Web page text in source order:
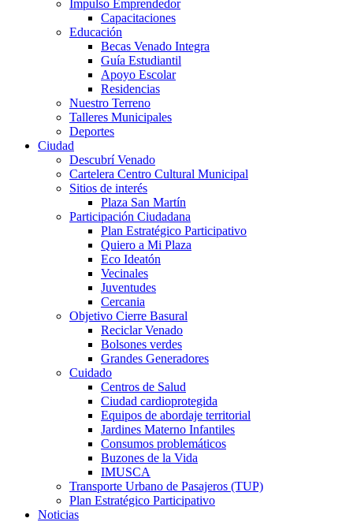
Impulso Emprendedor
Capacitaciones
Educación
Becas Venado Integra
Guía Estudiantil
Apoyo Escolar
Residencias
Nuestro Terreno
Talleres Municipales
Deportes
Ciudad
Descubrí Venado
Cartelera Centro Cultural Municipal
Sitios de interés
Plaza San Martín
Participación Ciudadana
Plan Estratégico Participativo
Quiero a Mi Plaza
Eco Ideatón
Vecinales
Juventudes
Cercania
Objetivo Cierre Basural
Reciclar Venado
Bolsones verdes
Grandes Generadores
Cuidado
Centros de Salud
Ciudad cardioprotegida
Equipos de abordaje territorial
Jardines Materno Infantiles
Consumos problemáticos
Buzones de la Vida
IMUSCA
Transporte Urbano de Pasajeros (TUP)
Plan Estratégico Participativo
Noticias